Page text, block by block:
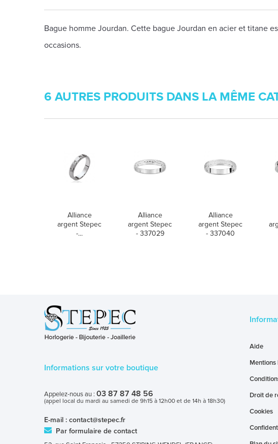
Bague homme Jourdan. Cette bague Jourdan en acier et titane
occasions.
6 AUTRES PRODUITS DANS LA MÊME
Alliance
argent Stepec
-...
Alliance
argent Stepec
- 337029
Alliance
argent Stepec
- 337040
Informations sur votre boutique
Appelez-nous au : 03 87 87 48 56
(appel local du mardi au samedi de 9h15 à 12h00 et de 14h à 18h30)
E-mail : contact@stepec.fr
Par formulaire de contact
Aide
Mentions
Droit de
Cookies